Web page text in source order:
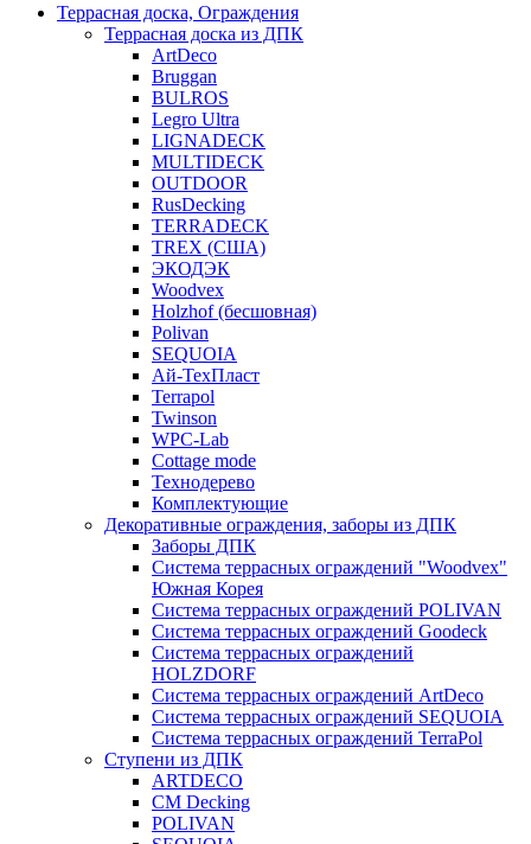
Террасная доска, Ограждения
Террасная доска из ДПК
ArtDeco
Bruggan
BULROS
Legro Ultra
LIGNADECK
MULTIDECK
OUTDOOR
RusDecking
TERRADECK
TREX (США)
ЭКОДЭК
Woodvex
Holzhof (бесшовная)
Polivan
SEQUOIA
Ай-ТехПласт
Terrapol
Twinson
WPC-Lab
Cottage mode
Технодерево
Комплектующие
Декоративные ограждения, заборы из ДПК
Заборы ДПК
Система террасных ограждений "Woodvex"
Южная Корея
Система террасных ограждений POLIVAN
Система террасных ограждений Goodeck
Система террасных ограждений
HOLZDORF
Система террасных ограждений ArtDeco
Система террасных ограждений SEQUOIA
Система террасных ограждений TerraPol
Ступени из ДПК
ARTDECO
CM Decking
POLIVAN